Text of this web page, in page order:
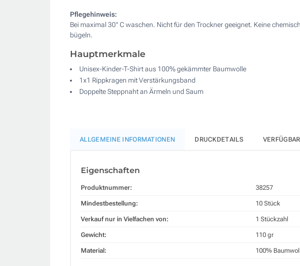
Pflegehinweis:
Bei maximal 30° C waschen. Nicht für den Trockner geeignet. Keine
bügeln.
Hauptmerkmale
Unisex-Kinder-T-Shirt aus 100% gekämmter Baumwolle
1x1 Rippkragen mit Verstärkungsband
Doppelte Steppnaht an Ärmeln und Saum
ALLGEMEINE INFORMATIONEN DRUCKDETAILS
Eigenschaften
Produktnummer: 38257
Mindestbestellung: 10 Stück
Verkauf nur in Vielfachen von: 1 Stückzahl
Gewicht: 110 gr
Material: 100%